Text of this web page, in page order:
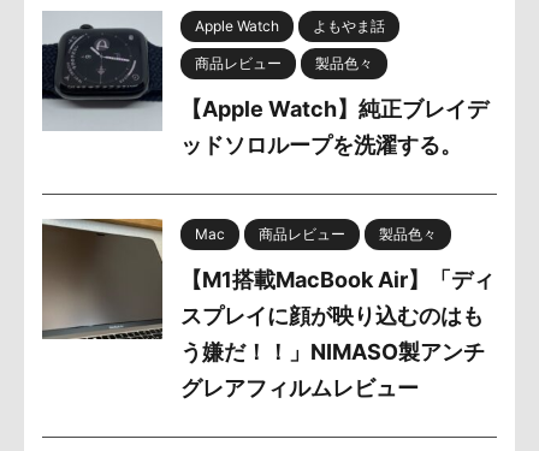
Apple Watch よもやま話
商品レビュー 製品色々
【Apple Watch】純正ブレイデ
ッドソロループを洗濯する。
Mac 商品レビュー 製品色々
【M1搭載MacBook Air】「ディ
スプレイに顔が映り込むのはも
う嫌だ！！」NIMASO製アンチ
グレアフィルムレビュー